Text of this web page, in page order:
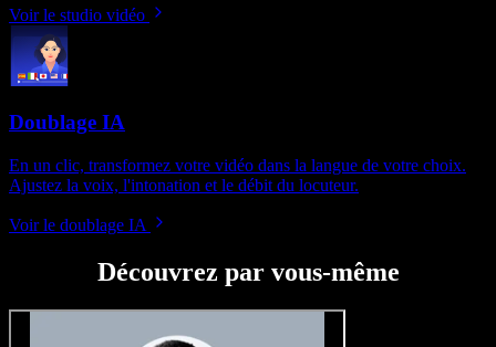
Voir le studio vidéo
Doublage IA
En un clic, transformez votre vidéo dans la langue de votre choix.
Ajustez la voix, l'intonation et le débit du locuteur.
Voir le doublage IA
Découvrez par vous-même